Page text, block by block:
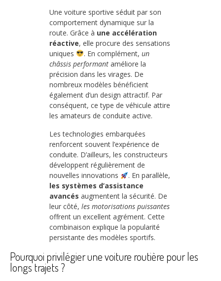
Une voiture sportive séduit par son
comportement dynamique sur la
route. Grâce à une accélération
réactive, elle procure des sensations
uniques
. En complément, un
châssis performant améliore la
précision dans les virages. De
nombreux modèles bénéficient
également d’un design attractif. Par
conséquent, ce type de véhicule attire
les amateurs de conduite active.
Les technologies embarquées
renforcent souvent l’expérience de
conduite. D’ailleurs, les constructeurs
développent régulièrement de
nouvelles innovations
. En parallèle,
les systèmes d’assistance
avancés augmentent la sécurité. De
leur côté, les motorisations puissantes
offrent un excellent agrément. Cette
combinaison explique la popularité
persistante des modèles sportifs.
Pourquoi privilégier une voiture routière pour les
longs trajets ?